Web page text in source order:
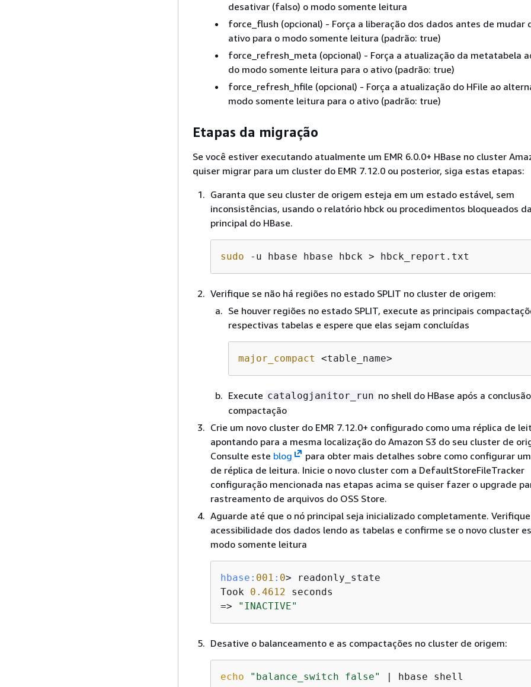
desativar (falso) o modo somente leitura
force_flush (opcional) - Força a liberação dos dados antes de mudar
ativo para o modo somente leitura (padrão: true)
force_refresh_meta (opcional) - Força a atualização da metatabela
do modo somente leitura para o ativo (padrão: true)
force_refresh_hfile (opcional) - Força a atualização do HFile ao
modo somente leitura para o ativo (padrão: true)
Etapas da migração
Se você estiver executando atualmente um EMR 6.0.0+ HBase no cluster
quiser migrar para um cluster do EMR 7.12.0 ou posterior, siga estas etapas:
Garanta que seu cluster de origem esteja em um estado estável, sem
inconsistências, usando o relatório hbck ou procedimentos bloqueados
principal do HBase.
sudo -u hbase hbase hbck > hbck_report.txt
Verifique se não há regiões no estado SPLIT no cluster de origem:
Se houver regiões no estado SPLIT, execute as principais
respectivas tabelas e espere que elas sejam concluídas
major_compact <table_name>
Execute catalogjanitor_run no shell do HBase após a
compactação
Crie um novo cluster do EMR 7.12.0+ configurado como uma réplica de
apontando para a mesma localização do Amazon S3 do seu cluster de
Consulte este blog
para obter mais detalhes sobre como configurar
de réplica de leitura. Inicie o novo cluster com a DefaultStoreFileTracker
configuração mencionada nas etapas acima se quiser fazer o upgrade
rastreamento de arquivos do OSS Store.
Aguarde até que o nó principal seja inicializado completamente.
acessibilidade dos dados lendo as tabelas e confirme se o novo cluster
modo somente leitura
hbase: 001 : 0> readonly_state
Took 0.4612 seconds
=>
"INACTIVE"
Desative o balanceamento e as compactações no cluster de origem:
echo "balance_switch false"